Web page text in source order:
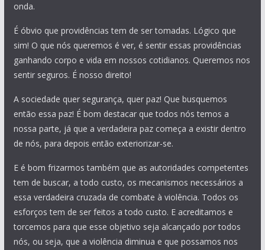
onda.
É óbvio que providências tem de ser tomadas. Lógico que
sim! O que nós queremos é ver, é sentir essas providências
ganhando corpo e vida em nossos cotidianos. Queremos nos
sentir seguros. É nosso direito!
A sociedade quer segurança, quer paz! Que busquemos
então essa paz! É bom destacar que todos nós temos a
nossa parte, já que a verdadeira paz começa a existir dentro
de nós, para depois então exteriorizar-se.
E é bom frizarmos também que as autoridades competentes
tem de buscar, a todo custo, os mecanismos necessários a
essa verdadeira cruzada de combate à violência. Todos os
esforços tem de ser feitos a todo custo. E acreditamos e
torcemos para que esse objetivo seja alcançado por todos
nós, ou seja, que a violência diminua e que possamos nos